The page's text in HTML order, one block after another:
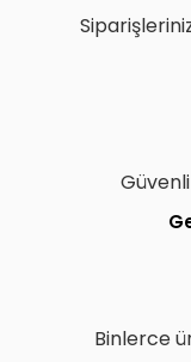
Binlerce